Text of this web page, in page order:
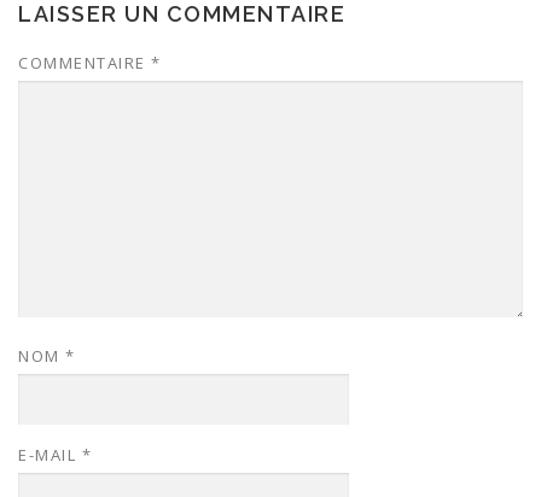
LAISSER UN COMMENTAIRE
COMMENTAIRE *
NOM *
E-MAIL *